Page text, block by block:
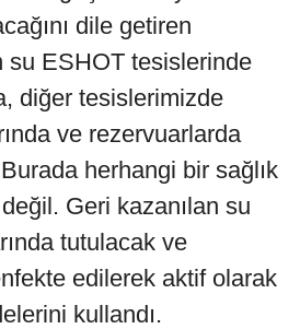
dile getiren
su ESHOT tesislerinde
diğer tesislerimizde
ve rezervuarlarda
herhangi bir sağlık
Geri kazanılan su
tutulacak ve
edilerek aktif olarak
kullandı.